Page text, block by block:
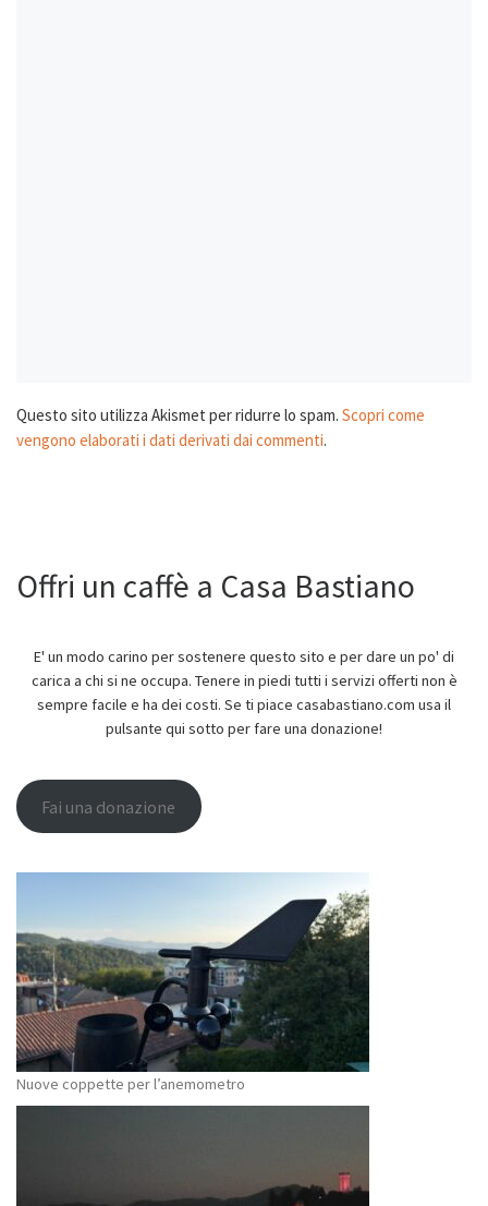
Questo sito utilizza Akismet per ridurre lo spam. Scopri come
vengono elaborati i dati derivati dai commenti.
Offri un caffè a Casa Bastiano
E' un modo carino per sostenere questo sito e per dare un po' di
carica a chi si ne occupa. Tenere in piedi tutti i servizi offerti non è
sempre facile e ha dei costi. Se ti piace casabastiano.com usa il
pulsante qui sotto per fare una donazione!
Fai una donazione
Nuove coppette per l’anemometro